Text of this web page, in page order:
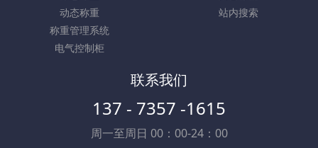
动态称重
称重管理系统
电气控制柜
站内搜索
联系我们
137 - 7357 -1615
周一至周日 00：00-24：00